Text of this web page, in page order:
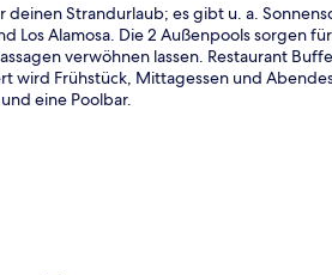
Strandurlaub; es gibt u. a.
Los Alamosa. Die 2 Außenpools sorgen
verwöhnen lassen. Restaurant
wird Frühstück, Mittagessen und
eine Poolbar.